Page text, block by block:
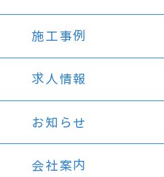
施工事例
求人情報
お知らせ
会社案内